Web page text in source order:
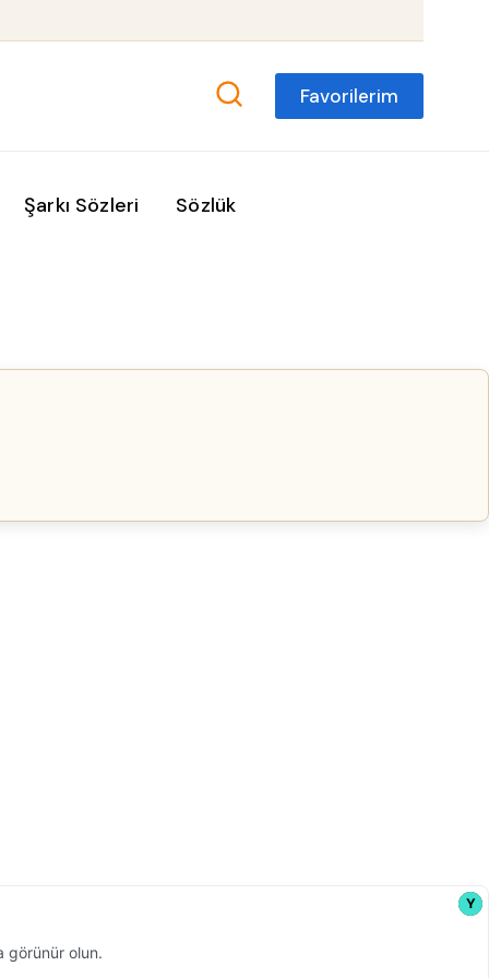
Favorilerim
Şarkı Sözleri Sözlük